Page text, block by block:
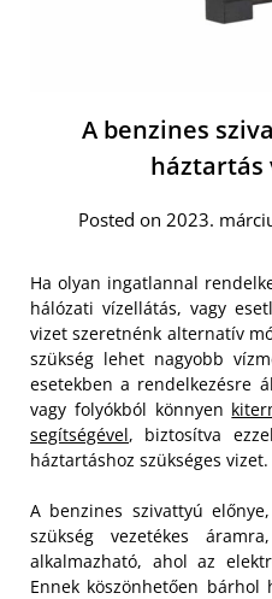
A benzines
háztartás
Posted on 2023.
Ha olyan ingatlannal
hálózati vízellátás, vagy
vizet szeretnénk alternatív
szükség lehet nagyobb
esetekben a rendelkezésre
vagy folyókból könnyen
segítségével, biztosítva
háztartáshoz szükséges vizet.
A benzines szivattyú
szükség vezetékes
alkalmazható, ahol az
Ennek köszönhetően bárhol